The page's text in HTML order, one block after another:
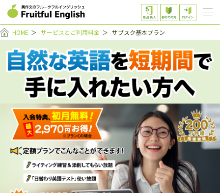
HOME ＞ サービスとご利用料金 ＞ サブスク基本プラン